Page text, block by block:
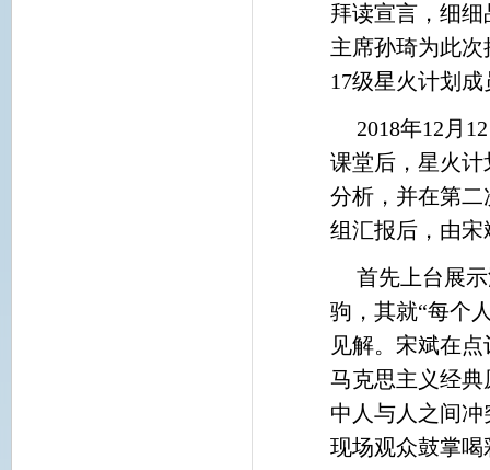
拜读宣言，细
主席孙琦为此
17级星火计划
2018年12月
课堂后，星火
分析，并在第
组汇报后，由
首先上台展
驹，其就“每个
见解。宋斌在
马克思主义经
中人与人之间
现场观众鼓掌喝